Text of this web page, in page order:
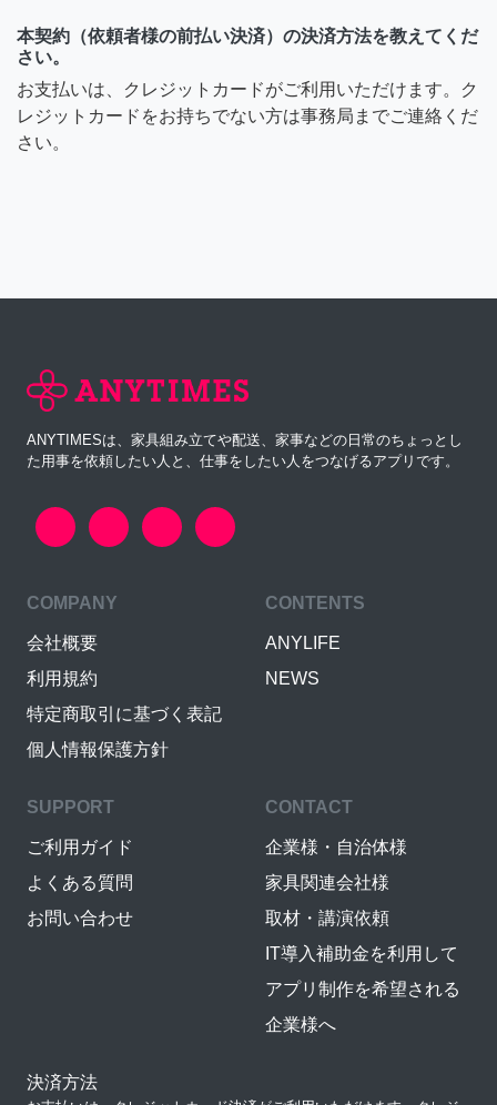
本契約（依頼者様の前払い決済）の決済方法を教えてくだ
さい。
お支払いは、クレジットカードがご利用いただけます。ク
レジットカードをお持ちでない方は事務局までご連絡くだ
さい。
ANYTIMESは、家具組み立てや配送、家事などの日常のちょっとし
た用事を依頼したい人と、仕事をしたい人をつなげるアプリです。
COMPANY
会社概要
利用規約
特定商取引に基づく表記
個人情報保護方針
CONTENTS
ANYLIFE
NEWS
SUPPORT
ご利用ガイド
よくある質問
お問い合わせ
CONTACT
企業様・自治体様
家具関連会社様
取材・講演依頼
IT導入補助金を利用して
アプリ制作を希望される
企業様へ
決済方法